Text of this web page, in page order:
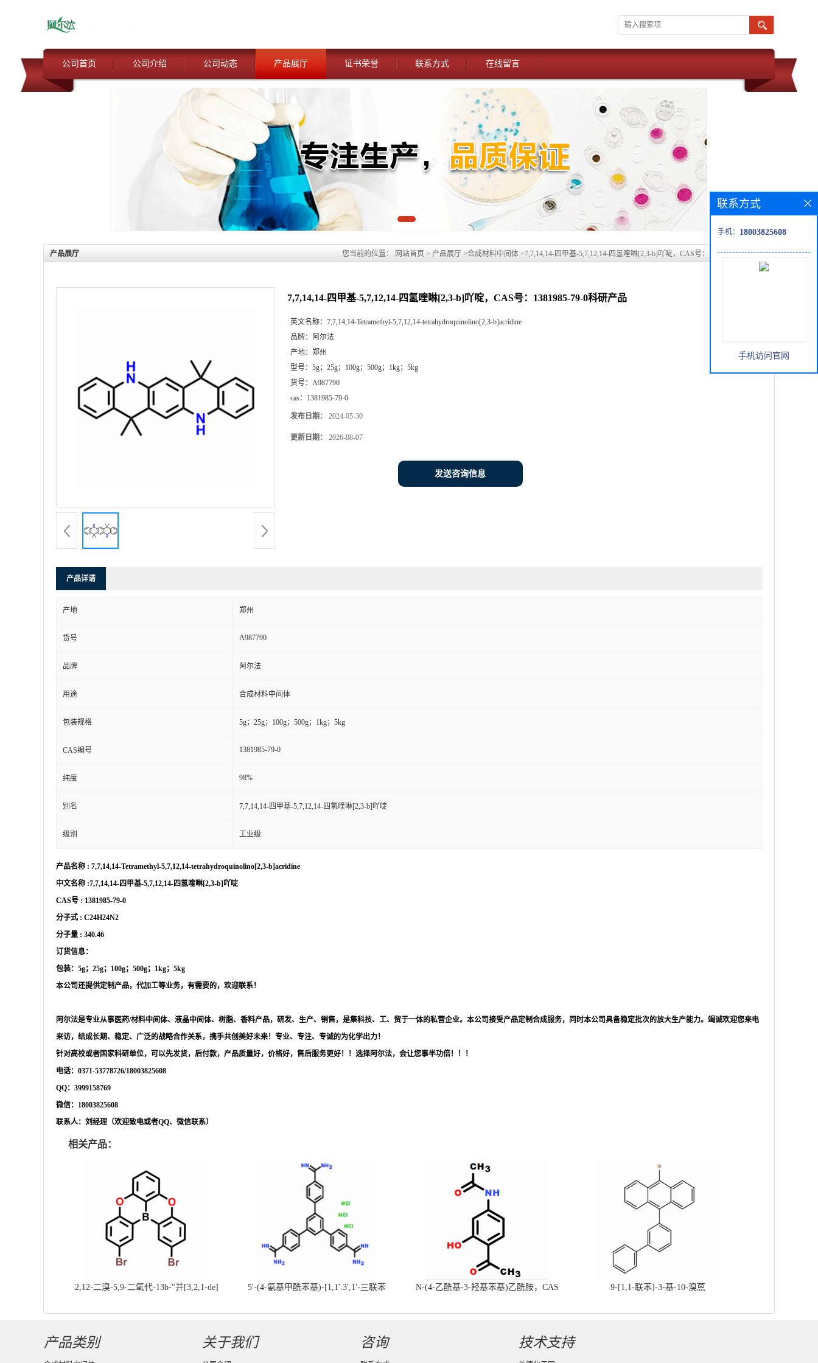
公司首页 公司介绍 公司动态 产品展厅 证书荣誉 联系方式 在线留言
产品展厅 您当前的位置： 网站首页 > 产品展厅 >合成材料中间体 >7,7,14,14-四甲基-5,7,12,14-四氢喹啉[2,3-b]吖啶，CAS号：1381985-79-0科研
7,7,14,14-四甲基-5,7,12,14-四氢喹啉[2,3-b]吖啶，CAS号：1381985-79-0科研产品
英文名称： 7,7,14,14-Tetramethyl-5,7,12,14-tetrahydroquinolino[2,3-b]acridine
品牌：
阿尔法
产地： 郑州
型号： 5g；25g；100g；500g；1kg；5kg
货号： A987790
cas： 1381985-79-0
发布日期： 2024-05-30
更新日期： 2026-08-07
发送咨询信息
产品详请
产地 郑州
货号 A987790
品牌 阿尔法
用途 合成材料中间体
包装规格 5g；25g；100g；500g；1kg；5kg
CAS编号 1381985-79-0
纯度 98%
别名 7,7,14,14-四甲基-5,7,12,14-四氢喹啉[2,3-b]吖啶
级别 工业级
产品名称 : 7,7,14,14-Tetramethyl-5,7,12,14-tetrahydroquinolino[2,3-b]acridine
中文名称 :7,7,14,14-四甲基-5,7,12,14-四氢喹啉[2,3-b]吖啶
CAS号 : 1381985-79-0
分子式 : C24H24N2
分子量 : 340.46
订货信息：
包装： 5g；25g；100g；500g；1kg；5kg
本公司还提供定制产品，代加工等业务，有需要的，欢迎联系！
阿尔法是专业从事医药/材料中间体、液晶中间体、树脂、香料产品，研发、生产、销售，是集科技、工、贸于一体的私营企业。本公司接受产品定制合成服务，同时本公司具备稳定批次的放大生产能力。竭诚欢迎您来电
来访，结成长期、稳定、广泛的战略合作关系，携手共创美好未来！专业、专注、专诚的为化学出力！
针对高校或者国家科研单位，可以先发货，后付款，产品质量好，价格好，售后服务更好！！选择阿尔法，会让您事半功倍！！！
电话： 0371-53778726/18003825608
QQ：3999158769
微信： 18003825608
联系人：刘经理（欢迎致电或者QQ、微信联系）
相关产品：
2,12-二溴-5,9-二氧代-13b-"并[3,2,1-de]
5'-(4-氨基甲酰苯基)-[1,1':3',1'-三联苯
N-(4-乙酰基-3-羟基苯基)乙酰胺，CAS
9-[1,1-联苯]-3-基-10-溴蒽
联系方式
手机： 18003825608
手机访问官网
产品类别 关于我们 咨询 技术支持